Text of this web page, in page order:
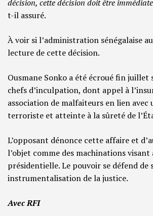
décision, cette décision doit être
t-il assuré.
À voir si l’administration sénégalaise
lecture de cette décision.
Ousmane Sonko a été écroué fin juillet
chefs d’inculpation, dont appel à
association de malfaiteurs en lien avec
terroriste et atteinte à la sûreté de
L’opposant dénonce cette affaire et
l’objet comme des machinations visant
présidentielle. Le pouvoir se défend de
instrumentalisation de la justice.
Avec RFI